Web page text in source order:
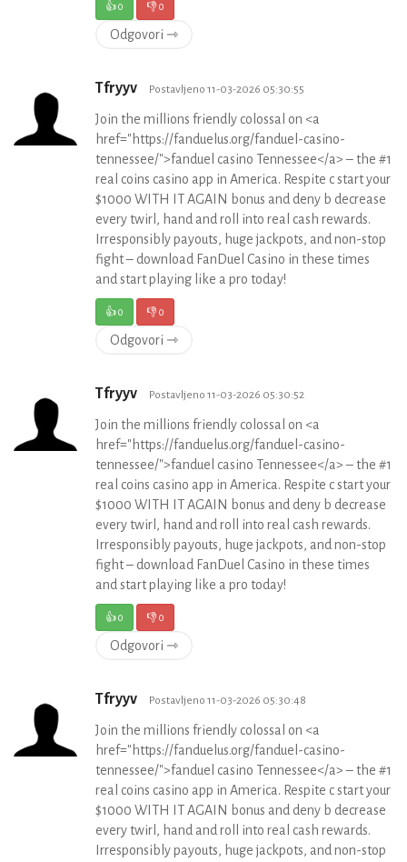
👍0 👎0
Odgovori ⇾
Tfryyv Postavljeno 11-03-2026 05:30:55
Join the millions friendly colossal on <a
href="https://fanduelus.org/fanduel-casino-
tennessee/">fanduel casino Tennessee</a> – the #1
real coins casino app in America. Respite c start your
$1000 WITH IT AGAIN bonus and deny b decrease
every twirl, hand and roll into real cash rewards.
Irresponsibly payouts, huge jackpots, and non-stop
fight – download FanDuel Casino in these times
and start playing like a pro today!
👍0 👎0
Odgovori ⇾
Tfryyv Postavljeno 11-03-2026 05:30:52
Join the millions friendly colossal on <a
href="https://fanduelus.org/fanduel-casino-
tennessee/">fanduel casino Tennessee</a> – the #1
real coins casino app in America. Respite c start your
$1000 WITH IT AGAIN bonus and deny b decrease
every twirl, hand and roll into real cash rewards.
Irresponsibly payouts, huge jackpots, and non-stop
fight – download FanDuel Casino in these times
and start playing like a pro today!
👍0 👎0
Odgovori ⇾
Tfryyv Postavljeno 11-03-2026 05:30:48
Join the millions friendly colossal on <a
href="https://fanduelus.org/fanduel-casino-
tennessee/">fanduel casino Tennessee</a> – the #1
real coins casino app in America. Respite c start your
$1000 WITH IT AGAIN bonus and deny b decrease
every twirl, hand and roll into real cash rewards.
Irresponsibly payouts, huge jackpots, and non-stop